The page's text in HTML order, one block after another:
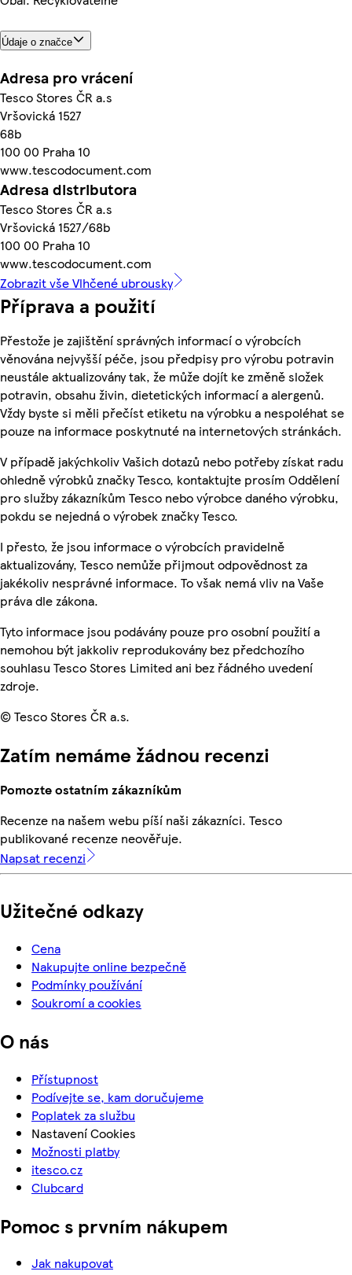
Údaje o značce
Adresa pro vrácení
Tesco Stores ČR a.s
Vršovická 1527
68b
100 00 Praha 10
www.tescodocument.com
Adresa distributora
Tesco Stores ČR a.s
Vršovická 1527/68b
100 00 Praha 10
www.tescodocument.com
Zobrazit vše Vlhčené ubrousky
Příprava a použití
Přestože je zajištění správných informací o výrobcích
věnována nejvyšší péče, jsou předpisy pro výrobu potravin
neustále aktualizovány tak, že může dojít ke změně složek
potravin, obsahu živin, dietetických informací a alergenů.
Vždy byste si měli přečíst etiketu na výrobku a nespoléhat se
pouze na informace poskytnuté na internetových stránkách.
V případě jakýchkoliv Vašich dotazů nebo potřeby získat radu
ohledně výrobků značky Tesco, kontaktujte prosím Oddělení
pro služby zákazníkům Tesco nebo výrobce daného výrobku,
pokdu se nejedná o výrobek značky Tesco.
I přesto, že jsou informace o výrobcích pravidelně
aktualizovány, Tesco nemůže přijmout odpovědnost za
jakékoliv nesprávné informace. To však nemá vliv na Vaše
práva dle zákona.
Tyto informace jsou podávány pouze pro osobní použití a
nemohou být jakkoliv reprodukovány bez předchozího
souhlasu Tesco Stores Limited ani bez řádného uvedení
zdroje.
© Tesco Stores ČR a.s.
Zatím nemáme žádnou recenzi
Pomozte ostatním zákazníkům
Recenze na našem webu píší naši zákazníci. Tesco
publikované recenze neověřuje.
Napsat recenzi
Užitečné odkazy
Cena
Nakupujte online bezpečně
Podmínky používání
Soukromí a cookies
O nás
Přístupnost
Podívejte se, kam doručujeme
Poplatek za službu
Nastavení Cookies
Možnosti platby
itesco.cz
Clubcard
Pomoc s prvním nákupem
Jak nakupovat